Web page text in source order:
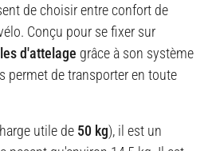
de choisir entre confort de
Conçu pour se fixer sur
d'attelage grâce à son système
permet de transporter en toute
utile de 50 kg), il est un